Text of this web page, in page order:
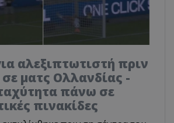
αλεξιπτωτιστή πριν
ματς Ολλανδίας -
πάνω σε
πινακίδες